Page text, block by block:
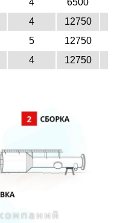
4 12750
5 12750
4 12750